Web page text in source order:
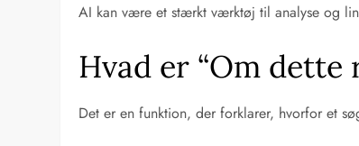
AI kan være et stærkt værktøj til analyse og
Hvad er “Om
Det er en funktion, der forklarer, hvorfor et